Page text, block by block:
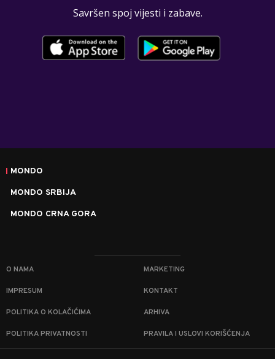
Savršen spoj vijesti i zabave.
MONDO
MONDO SRBIJA
MONDO CRNA GORA
O NAMA MARKETING
IMPRESUM KONTAKT
POLITIKA O KOLAČIĆIMA ARHIVA
POLITIKA PRIVATNOSTI PRAVILA I USLOVI KORIŠĆENJA